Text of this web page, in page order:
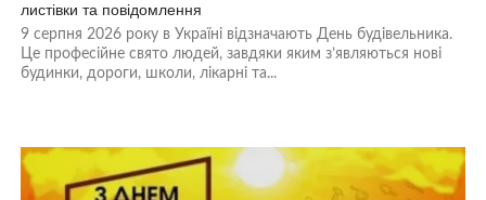
листівки та повідомлення
9 серпня 2026 року в Україні відзначають День будівельника.
Це професійне свято людей, завдяки яким з’являються нові
будинки, дороги, школи, лікарні та...